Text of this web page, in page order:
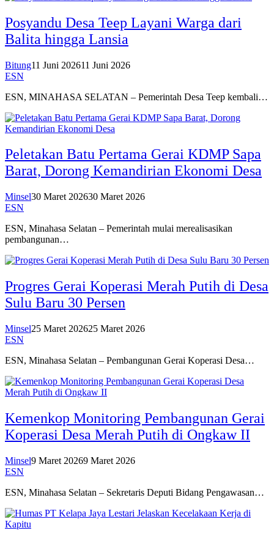
Posyandu Desa Teep Layani Warga dari
Balita hingga Lansia
Bitung11 Juni 202611 Juni 2026
ESN
ESN, MINAHASA SELATAN – Pemerintah Desa Teep kembali…
Peletakan Batu Pertama Gerai KDMP Sapa
Barat, Dorong Kemandirian Ekonomi Desa
Minsel30 Maret 202630 Maret 2026
ESN
ESN, Minahasa Selatan – Pemerintah mulai merealisasikan
pembangunan…
Progres Gerai Koperasi Merah Putih di Desa
Sulu Baru 30 Persen
Minsel25 Maret 202625 Maret 2026
ESN
ESN, Minahasa Selatan – Pembangunan Gerai Koperasi Desa…
Kemenkop Monitoring Pembangunan Gerai
Koperasi Desa Merah Putih di Ongkaw II
Minsel9 Maret 20269 Maret 2026
ESN
ESN, Minahasa Selatan – Sekretaris Deputi Bidang Pengawasan…